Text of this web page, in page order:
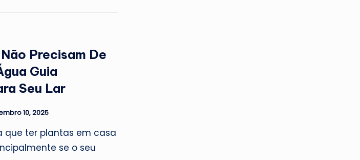
Precisam De
Guia
Seu Lar
10, 2025
que ter plantas em casa
se o seu